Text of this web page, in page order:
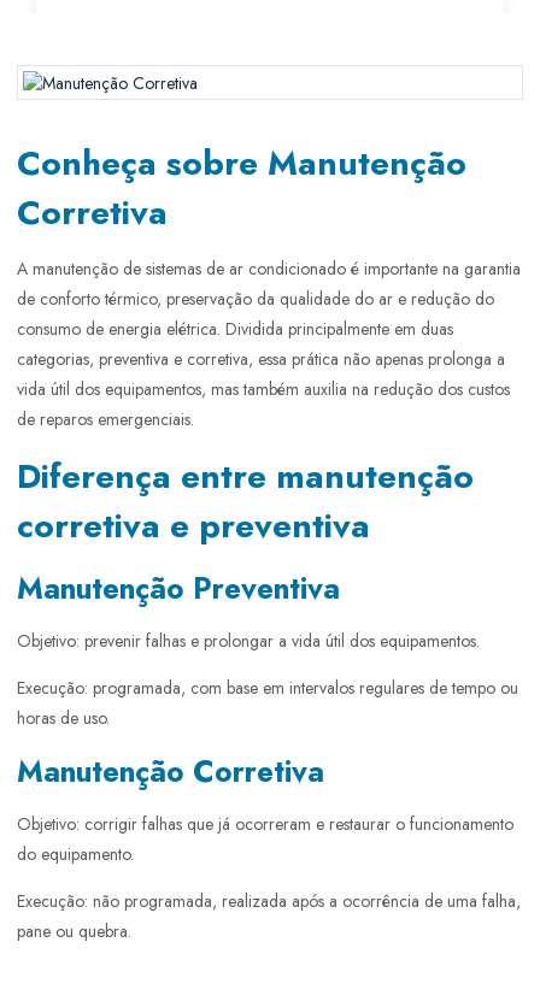
Conheça sobre Manutenção
Corretiva
A manutenção de sistemas de ar condicionado é importante na garantia
de conforto térmico, preservação da qualidade do ar e redução do
consumo de energia elétrica. Dividida principalmente em duas
categorias, preventiva e corretiva, essa prática não apenas prolonga a
vida útil dos equipamentos, mas também auxilia na redução dos custos
de reparos emergenciais.
Diferença entre manutenção
corretiva e preventiva
Manutenção Preventiva
Objetivo: prevenir falhas e prolongar a vida útil dos equipamentos.
Execução: programada, com base em intervalos regulares de tempo ou
horas de uso.
Manutenção Corretiva
Objetivo: corrigir falhas que já ocorreram e restaurar o funcionamento
do equipamento.
Execução: não programada, realizada após a ocorrência de uma falha,
pane ou quebra.